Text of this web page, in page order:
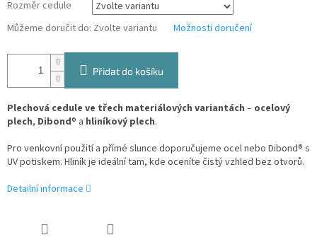
Rozměr cedule
Můžeme doručit do: Zvolte variantu Možnosti doručení
Přidat do košíku
Plechová cedule ve třech materiálových variantách – ocelový
plech, Dibond® a hliníkový plech.
Pro venkovní použití a přímé slunce doporučujeme ocel nebo Dibond® s
UV potiskem. Hliník je ideální tam, kde oceníte čistý vzhled bez otvorů.
Detailní informace